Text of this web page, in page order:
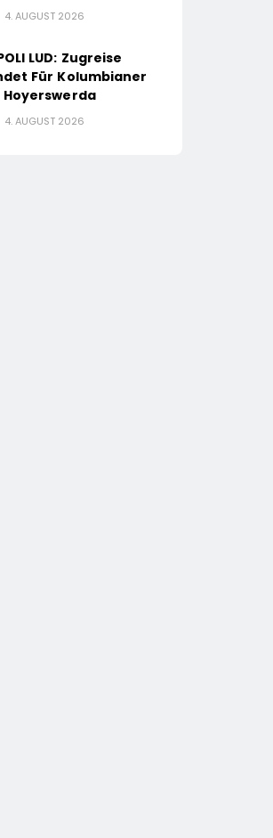
4. AUGUST 2026
LUD: Zugreise
Für Kolumbianer
Hoyerswerda
4. AUGUST 2026